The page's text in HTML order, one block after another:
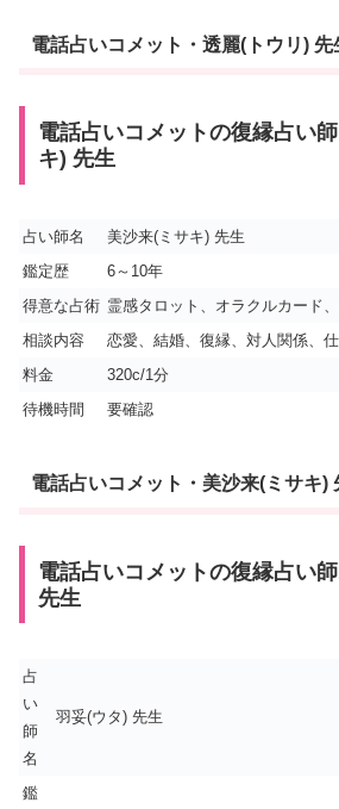
電話占いコメット・透麗(トウリ) 先
電話占いコメットの復縁占い
キ) 先生
占い師名
美沙来(ミサキ) 先生
鑑定歴
6～10年
得意な占術 霊感タロット、オラクルカード
相談内容
恋愛、結婚、復縁、対人関係、
料金
320c/1分
待機時間
要確認
電話占いコメット・美沙来(ミサキ)
電話占いコメットの復縁占い
先生
占
い
師
名
羽妥(ウタ) 先生
鑑